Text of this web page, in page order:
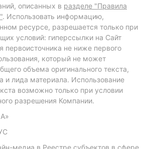
описанных в разделе "Правила
. Использовать информацию,
ресурсе, разрешается только при
условий: гиперссылки на Сайт
первоисточника не ниже первого
который не может
объема оригинального текста,
и лида материала. Использование
возможно только при условии
разрешения Компании.
медиа в Реестре субъектов в сфере